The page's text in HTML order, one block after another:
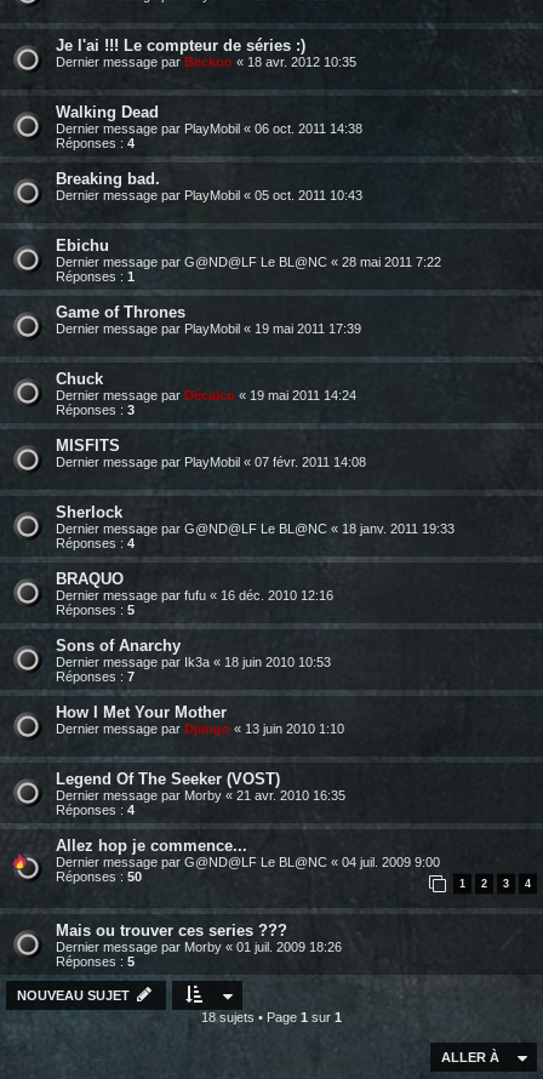
Je l'ai !!! Le compteur de séries :)
Dernier message par Beckoo « 18 avr. 2012 10:35
Walking Dead
Dernier message par PlayMobil « 06 oct. 2011 14:38
Réponses : 4
Breaking bad.
Dernier message par PlayMobil « 05 oct. 2011 10:43
Ebichu
Dernier message par G@ND@LF Le BL@NC « 28 mai 2011 7:22
Réponses : 1
Game of Thrones
Dernier message par PlayMobil « 19 mai 2011 17:39
Chuck
Dernier message par Décalco « 19 mai 2011 14:24
Réponses : 3
MISFITS
Dernier message par PlayMobil « 07 févr. 2011 14:08
Sherlock
Dernier message par G@ND@LF Le BL@NC « 18 janv. 2011 19:33
Réponses : 4
BRAQUO
Dernier message par fufu « 16 déc. 2010 12:16
Réponses : 5
Sons of Anarchy
Dernier message par Ik3a « 18 juin 2010 10:53
Réponses : 7
How I Met Your Mother
Dernier message par Django « 13 juin 2010 1:10
Legend Of The Seeker (VOST)
Dernier message par Morby « 21 avr. 2010 16:35
Réponses : 4
Allez hop je commence...
Dernier message par G@ND@LF Le BL@NC « 04 juil. 2009 9:00
Réponses : 50 1 2 3 4
Mais ou trouver ces series ???
Dernier message par Morby « 01 juil. 2009 18:26
Réponses : 5
NOUVEAU SUJET
18 sujets • Page 1 sur 1
ALLER À